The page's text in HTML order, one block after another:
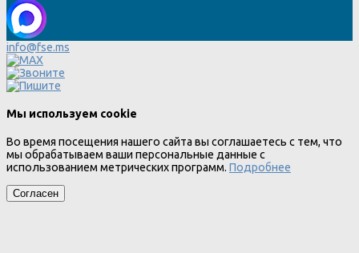
info@fse.ms
Мы используем cookie
Во время посещения нашего сайта вы соглашаетесь с тем, что
мы обрабатываем ваши персональные данные с
использованием метрических программ. Подробнее
Согласен